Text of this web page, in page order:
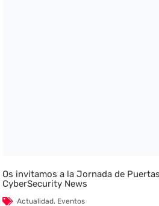
Os invitamos a la Jornada de
CyberSecurity News
Actualidad, Eventos